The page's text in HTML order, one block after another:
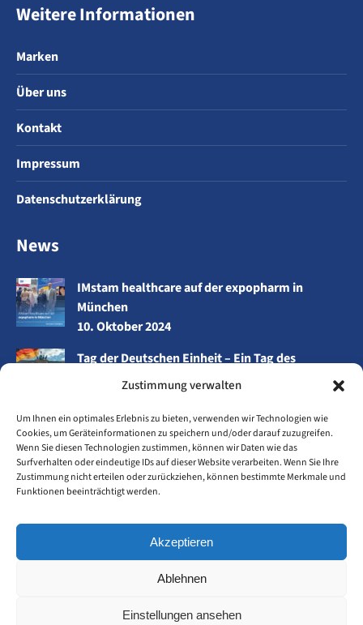
Zustimmung verwalten
Um Ihnen ein optimales Erlebnis zu bieten, verwenden wir Technologien wie
Cookies, um Geräteinformationen zu speichern und/oder darauf zuzugreifen.
Wenn Sie diesen Technologien zustimmen, können wir Daten wie das
Surfverhalten oder eindeutige IDs auf dieser Website verarbeiten. Wenn Sie Ihre
Zustimmung nicht erteilen oder zurückziehen, können bestimmte Merkmale und
Funktionen beeinträchtigt werden.
Akzeptieren
Ablehnen
Einstellungen ansehen
Weitere Informationen
Marken
Über uns
Kontakt
Impressum
Datenschutzerklärung
News
IMstam healthcare auf der expopharm in
München
10. Oktober 2024
Tag der Deutschen Einheit – Ein Tag des
Miteinanders
Wir sind für Sie unterwegs – bewusst und
nachhaltig!
26. September 2024
Zeit für neue Energie